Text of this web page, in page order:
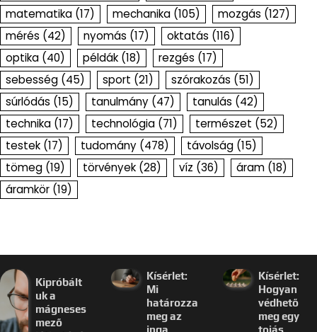
matematika (17) mechanika (105) mozgás (127)
mérés (42) nyomás (17) oktatás (116)
optika (40) példák (18) rezgés (17)
sebesség (45) sport (21) szórakozás (51)
súrlódás (15) tanulmány (47) tanulás (42)
technika (17) technológia (71) természet (52)
testek (17) tudomány (478) távolság (15)
tömeg (19) törvények (28) víz (36) áram (18)
áramkör (19)
Kipróbált
uk a
mágneses
mező
Kísérlet:
Mi
határozza
meg az
inga
Kísérlet:
Hogyan
védhető
meg egy
tojás